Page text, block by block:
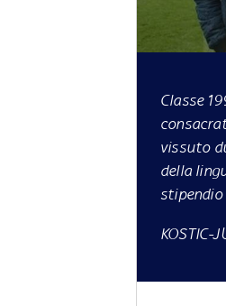
Classe
vissuto
della
stipendio
KOSTIC-